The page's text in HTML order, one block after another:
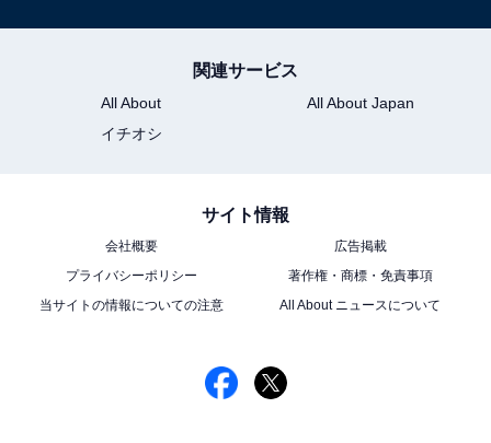
関連サービス
All About
All About Japan
イチオシ
サイト情報
会社概要
広告掲載
プライバシーポリシー
著作権・商標・免責事項
当サイトの情報についての注意
All About ニュースについて